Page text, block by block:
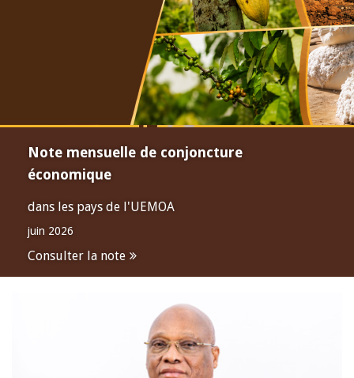
Note mensuelle de conjoncture
économique
dans les pays de l'UEMOA
juin 2026
Consulter la note